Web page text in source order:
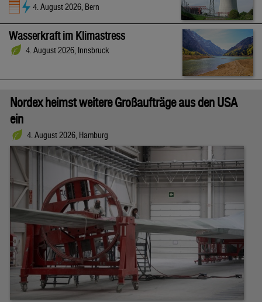
4. August 2026, Bern
Wasserkraft im Klimastress
4. August 2026, Innsbruck
Nordex heimst weitere Großaufträge aus den USA
ein
4. August 2026, Hamburg